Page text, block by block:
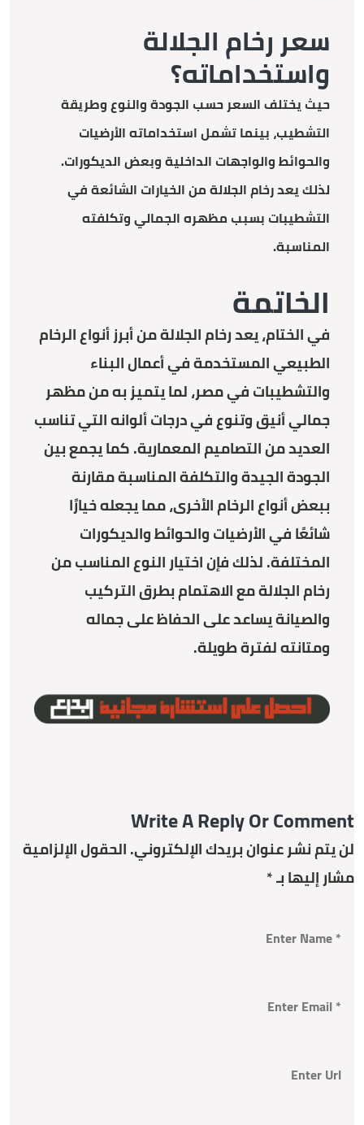
سعر رخام الجلالة
واستخداماته؟
حيث يختلف السعر حسب الجودة والنوع وطريقة
التشطيب، بينما تشمل استخداماته الأرضيات
والحوائط والواجهات الداخلية وبعض الديكورات.
لذلك يعد رخام الجلالة من الخيارات الشائعة في
التشطيبات بسبب مظهره الجمالي وتكلفته
المناسبة.
الخاتمة
في الختام، يعد رخام الجلالة من أبرز أنواع الرخام
الطبيعي المستخدمة في أعمال البناء
والتشطيبات في مصر، لما يتميز به من مظهر
جمالي أنيق وتنوع في درجات ألوانه التي تناسب
العديد من التصاميم المعمارية. كما يجمع بين
الجودة الجيدة والتكلفة المناسبة مقارنة
ببعض أنواع الرخام الأخرى، مما يجعله خيارًا
شائعًا في الأرضيات والحوائط والديكورات
المختلفة. لذلك فإن اختيار النوع المناسب من
رخام الجلالة مع الاهتمام بطرق التركيب
والصيانة يساعد على الحفاظ على جماله
ومتانته لفترة طويلة.
Write A Reply Or Comment
لن يتم نشر عنوان بريدك الإلكتروني.الحقول الإلزامية
مشار إليها بـ*